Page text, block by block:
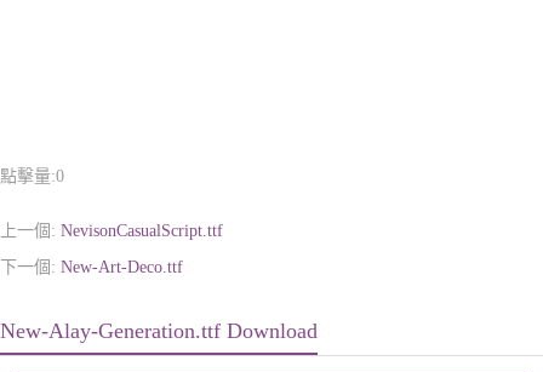
點擊量:0
上一個: NevisonCasualScript.ttf
下一個: New-Art-Deco.ttf
New-Alay-Generation.ttf Download